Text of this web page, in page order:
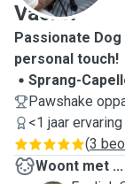
Václav
Passionate
personal touch!
Sprang-
Pawshake
<1 jaar ervaring
(3
Woont met ...